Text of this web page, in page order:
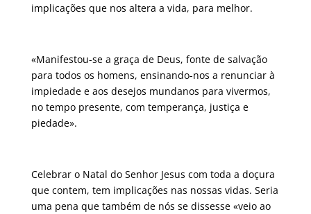
implicações que nos altera a vida, para melhor.
«Manifestou-se a graça de Deus, fonte de salvação
para todos os homens, ensinando-nos a renunciar à
impiedade e aos desejos mundanos para vivermos,
no tempo presente, com temperança, justiça e
piedade».
Celebrar o Natal do Senhor Jesus com toda a doçura
que contem, tem implicações nas nossas vidas. Seria
uma pena que também de nós se dissesse «veio ao